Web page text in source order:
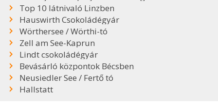
Top 10 látnivaló Linzben
Hauswirth Csokoládégyár
Wörthersee / Wörthi-tó
Zell am See-Kaprun
Lindt csokoládégyár
Bevásárló központok Bécsben
Neusiedler See / Fertő tó
Hallstatt